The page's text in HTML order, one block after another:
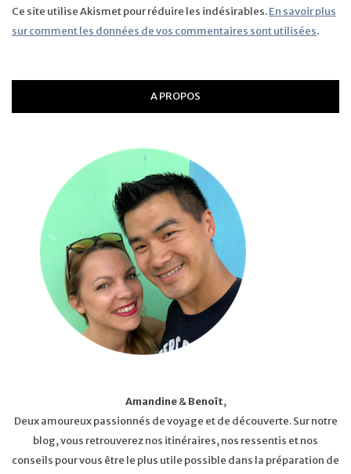
Ce site utilise Akismet pour réduire les indésirables.En savoir plus
sur comment les données de vos commentaires sont utilisées.
A PROPOS
Amandine&Benoît,
Deux amoureux passionnés de voyage et de découverte. Sur notre
blog, vous retrouverez nos itinéraires, nos ressentis et nos
conseils pour vous être le plus utile possible dans la préparation de